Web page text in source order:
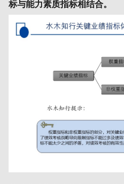
标与能力素质指标相结合。